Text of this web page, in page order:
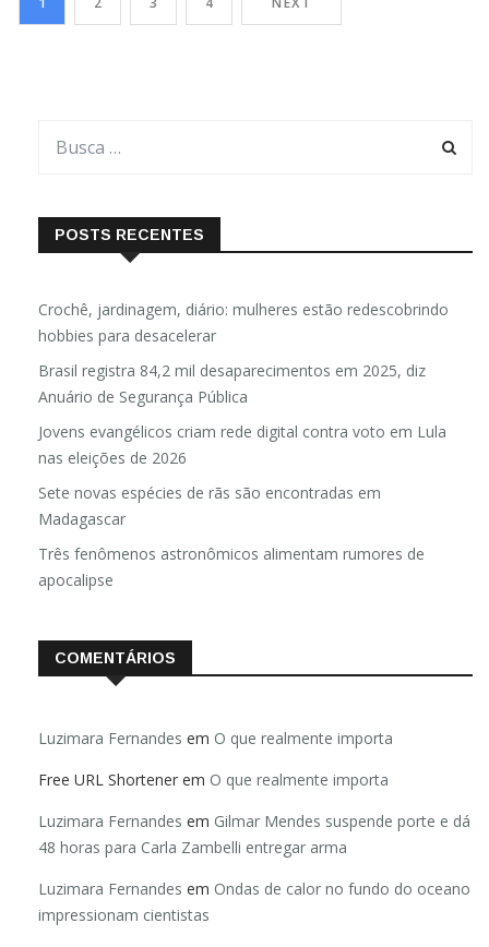
amplo ensaio clínico na África mostraram que uma […]
POSTS RECENTES
Crochê, jardinagem, diário: mulheres estão redescobrindo
hobbies para desacelerar
Brasil registra 84,2 mil desaparecimentos em 2025, diz
Anuário de Segurança Pública
Jovens evangélicos criam rede digital contra voto em Lula
nas eleições de 2026
Sete novas espécies de rãs são encontradas em
Madagascar
Três fenômenos astronômicos alimentam rumores de
apocalipse
COMENTÁRIOS
Luzimara Fernandes em O que realmente importa
Free URL Shortener em O que realmente importa
Luzimara Fernandes em Gilmar Mendes suspende porte e dá
48 horas para Carla Zambelli entregar arma
Luzimara Fernandes em Ondas de calor no fundo do oceano
impressionam cientistas